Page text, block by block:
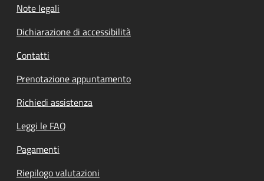
Note legali
Dichiarazione di accessibilità
Contatti
Prenotazione appuntamento
Richiedi assistenza
Leggi le FAQ
Pagamenti
Riepilogo valutazioni